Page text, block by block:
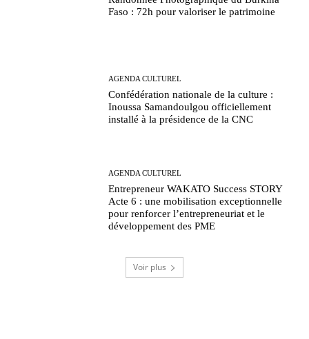
Faso : 72h pour valoriser le patrimoine
AGENDA CULTUREL
Confédération nationale de la culture :
Inoussa Samandoulgou officiellement
installé à la présidence de la CNC
AGENDA CULTUREL
Entrepreneur WAKATO Success STORY
Acte 6 : une mobilisation exceptionnelle
pour renforcer l’entrepreneuriat et le
développement des PME
Voir plus